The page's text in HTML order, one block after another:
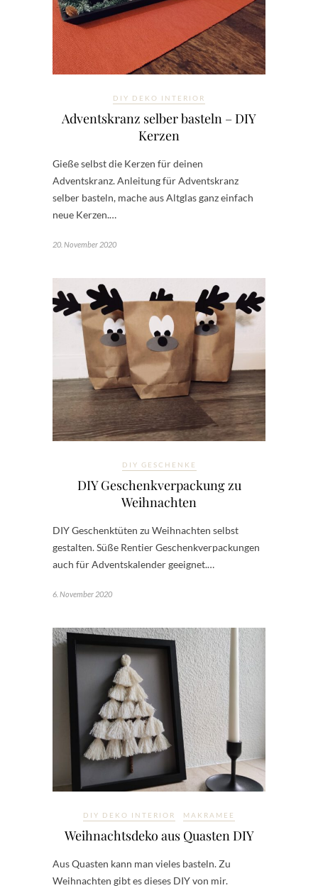
DIY DEKO INTERIOR
Adventskranz selber basteln – DIY
Kerzen
Gieße selbst die Kerzen für deinen
Adventskranz. Anleitung für Adventskranz
selber basteln, mache aus Altglas ganz einfach
neue Kerzen.…
20. November 2020
DIY GESCHENKE
DIY Geschenkverpackung zu
Weihnachten
DIY Geschenktüten zu Weihnachten selbst
gestalten. Süße Rentier Geschenkverpackungen
auch für Adventskalender geeignet.…
6. November 2020
DIY DEKO INTERIOR MAKRAMEE
Weihnachtsdeko aus Quasten DIY
Aus Quasten kann man vieles basteln. Zu
Weihnachten gibt es dieses DIY von mir.